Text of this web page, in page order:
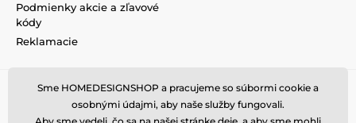
Podmienky akcie a zľavové
kódy
Reklamacie
Sme HOMEDESIGNSHOP a pracujeme so súbormi cookie a
osobnými údajmi, aby naše služby fungovali.